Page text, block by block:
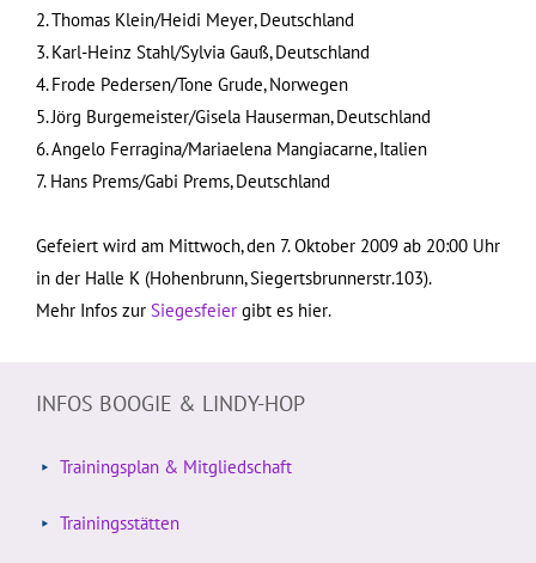
2. Thomas Klein/Heidi Meyer, Deutschland
3. Karl-Heinz Stahl/Sylvia Gauß, Deutschland
4. Frode Pedersen/Tone Grude, Norwegen
5. Jörg Burgemeister/Gisela Hauserman, Deutschland
6. Angelo Ferragina/Mariaelena Mangiacarne, Italien
7. Hans Prems/Gabi Prems, Deutschland
Gefeiert wird am Mittwoch, den 7. Oktober 2009 ab 20:00 Uhr
in der Halle K (Hohenbrunn, Siegertsbrunnerstr.103).
Mehr Infos zur Siegesfeier gibt es hier.
INFOS BOOGIE & LINDY-HOP
Trainingsplan & Mitgliedschaft
Trainingsstätten